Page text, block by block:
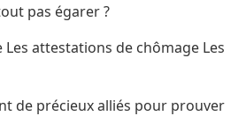
pas égarer ?
Les attestations de chômage Les
de précieux alliés pour prouver